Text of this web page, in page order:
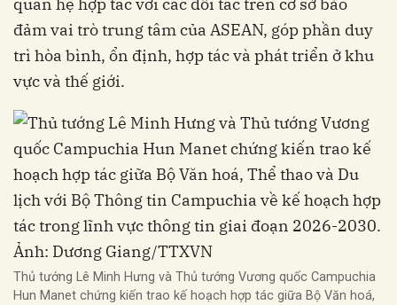
quan hệ hợp tác với các đối tác trên cơ sở bảo
đảm vai trò trung tâm của ASEAN, góp phần duy
trì hòa bình, ổn định, hợp tác và phát triển ở khu
vực và thế giới.
Thủ tướng Lê Minh Hưng và Thủ tướng Vương quốc Campuchia
Hun Manet chứng kiến trao kế hoạch hợp tác giữa Bộ Văn hoá,